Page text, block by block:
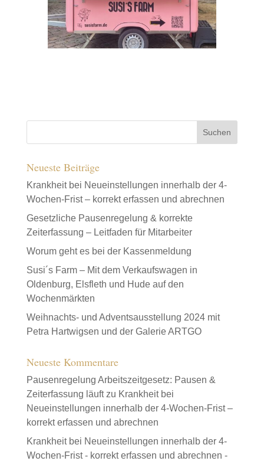
Neueste Beiträge
Krankheit bei Neueinstellungen innerhalb der 4-
Wochen-Frist – korrekt erfassen und abrechnen
Gesetzliche Pausenregelung & korrekte
Zeiterfassung – Leitfaden für Mitarbeiter
Worum geht es bei der Kassenmeldung
Susi´s Farm – Mit dem Verkaufswagen in
Oldenburg, Elsfleth und Hude auf den
Wochenmärkten
Weihnachts- und Adventsausstellung 2024 mit
Petra Hartwigsen und der Galerie ARTGO
Neueste Kommentare
Pausenregelung Arbeitszeitgesetz: Pausen &
Zeiterfassung läuftzu Krankheit bei
Neueinstellungen innerhalb der 4-Wochen-Frist –
korrekt erfassen und abrechnen
Krankheit bei Neueinstellungen innerhalb der 4-
Wochen-Frist - korrekt erfassen und abrechnen -